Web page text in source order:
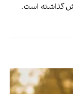
گذاشته است.